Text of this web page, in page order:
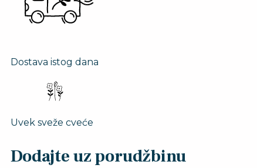
Dostava istog dana
Uvek sveže cveće
Dodajte uz porudžbinu